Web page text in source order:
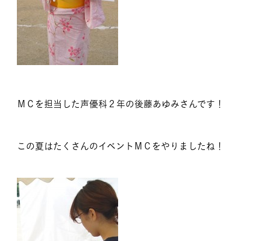
ＭＣを担当した声優科２年の後藤あゆみさんです！
この夏はたくさんのイベントＭＣをやりましたね！